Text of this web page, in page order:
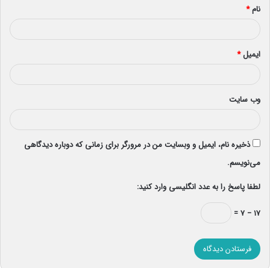
نام*
ایمیل*
وب‌ سایت
ذخیره نام، ایمیل و وبسایت من در مرورگر برای زمانی که دوباره دیدگاهی
می‌نویسم.
لطفا پاسخ را به عدد انگلیسی وارد کنید:
۱۷ − ۷ =